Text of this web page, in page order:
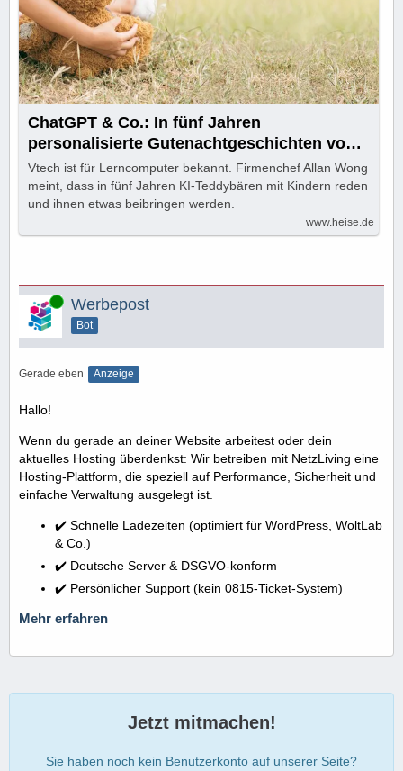
ChatGPT & Co.: In fünf Jahren
personalisierte Gutenachtgeschichten vom
KI-Teddy?
Vtech ist für Lerncomputer bekannt. Firmenchef Allan Wong
meint, dass in fünf Jahren KI-Teddybären mit Kindern reden
und ihnen etwas beibringen werden.
www.heise.de
Online Werbepost
Bot
Gerade eben Anzeige
Hallo!
Wenn du gerade an deiner Website arbeitest oder dein
aktuelles Hosting überdenkst: Wir betreiben mit NetzLiving eine
Hosting-Plattform, die speziell auf Performance, Sicherheit und
einfache Verwaltung ausgelegt ist.
✔️ Schnelle Ladezeiten (optimiert für WordPress, WoltLab
& Co.)
✔️ Deutsche Server & DSGVO-konform
✔️ Persönlicher Support (kein 0815-Ticket-System)
Mehr erfahren
Jetzt mitmachen!
Sie haben noch kein Benutzerkonto auf unserer Seite?